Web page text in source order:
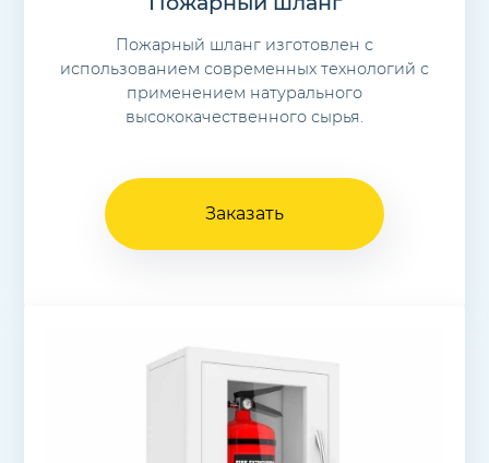
Пожарный шланг изготовлен с
использованием современных технологий с
применением натурального
высококачественного сырья.
Заказать